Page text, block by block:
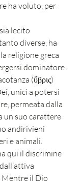
ha voluto, per
lecito
diverse, ha
religione greca
dominatore
(ὕβρις)
unici a potersi
permeata dalla
un suo carattere
andirivieni
e animali.
qui il discrimine
Mentre il Dio